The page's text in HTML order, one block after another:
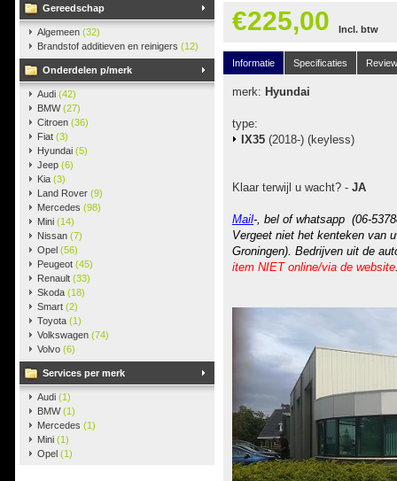
Gereedschap
Algemeen (32)
Brandstof additieven en reinigers (12)
Onderdelen p/merk
Audi (42)
BMW(27)
Citroen (36)
Fiat (3)
Hyundai (5)
Jeep (6)
Kia (3)
Land Rover (9)
Mercedes (98)
Mini (14)
Nissan (7)
Opel (56)
Peugeot (45)
Renault (33)
Skoda (18)
Smart (2)
Toyota (1)
Volkswagen (74)
Volvo (6)
Services per merk
Audi (1)
BMW(1)
Mercedes (1)
Mini (1)
Opel (1)
€225,00 Incl. btw
Informatie Specificaties
merk: Hyundai
type:
IX35 (2018-) (keyless)
Klaar terwijl u wacht? - JA
Mail-, bel of whatsapp (06-
Vergeet niet het kenteken van
Groningen). Bedrijven uit de
item NIET online/via de website